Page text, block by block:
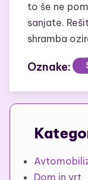
to še ne
sanjate.
shramba
Oznake:
Dom in vrt